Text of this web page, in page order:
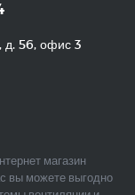
д. 56, офис 3
магазин
вы можете выгодно